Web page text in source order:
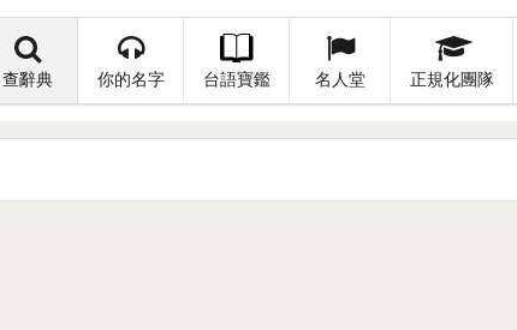
查辭典 你的名字 台語寶鑑 名人堂 正規化團隊